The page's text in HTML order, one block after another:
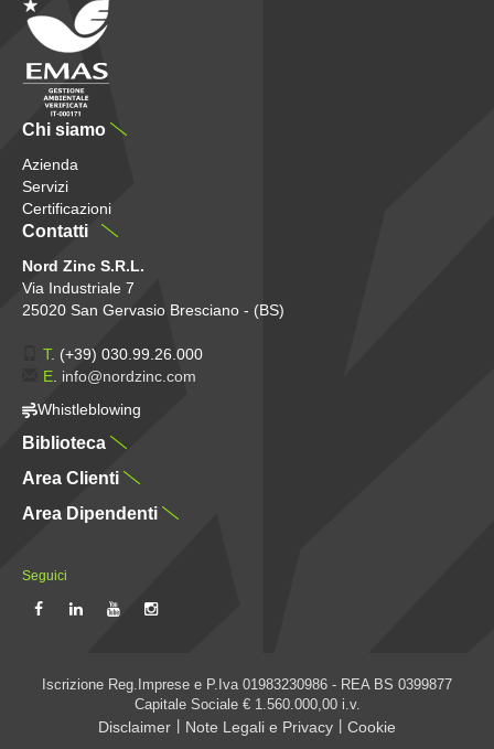
Chi siamo
Azienda
Servizi
Certificazioni
Contatti
Nord Zinc S.R.L.
Via Industriale 7
25020 San Gervasio Bresciano - (BS)
T. (+39) 030.99.26.000
E info@nordzinc.com
Whistleblowing
Biblioteca
Area Clienti
Area Dipendenti
Seguici
Iscrizione Reg.Imprese e P.Iva 01983230986 - REA BS 0399877
Capitale Sociale € 1.560.000,00 i.v.
Disclaimer Note Legali e Privacy Cookie